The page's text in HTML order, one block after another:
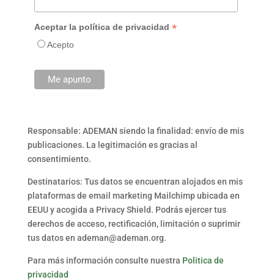
Aceptar la política de privacidad *
Acepto
Responsable: ADEMAN siendo la finalidad: envío de mis
publicaciones. La legitimación es gracias al
consentimiento.
Destinatarios: Tus datos se encuentran alojados en mis
plataformas de email marketing Mailchimp ubicada en
EEUU y acogida a Privacy Shield. Podrás ejercer tus
derechos de acceso, rectificación, limitación o suprimir
tus datos en ademan@ademan.org.
Para más información consulte nuestra Politica de
privacidad